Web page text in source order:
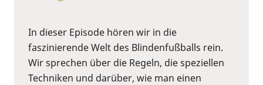
In dieser Episode hören wir in die
faszinierende Welt des Blindenfußballs rein.
Wir sprechen über die Regeln, die speziellen
Techniken und darüber, wie man einen